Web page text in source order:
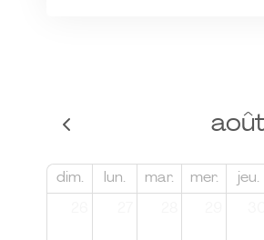
dim. lun. mar. mer. jeu.